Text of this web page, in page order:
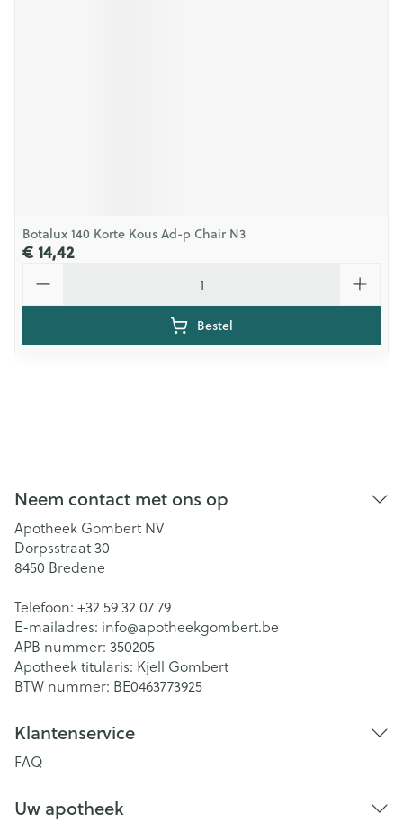
Botalux 140 Korte Kous Ad-p Chair N3
€ 14,42
Bestel
Neem contact met ons op
Apotheek Gombert NV
Dorpsstraat 30
8450 Bredene
Telefoon: +32 59 32 07 79
E-mailadres: info@apotheekgombert.be
APB nummer: 350205
Apotheek titularis: Kjell Gombert
BTW nummer: BE0463773925
Klantenservice
FAQ
Uw apotheek